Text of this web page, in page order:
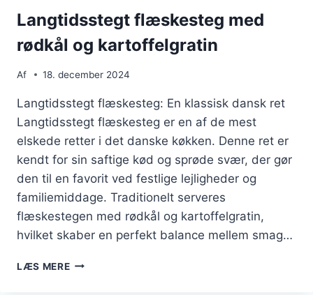
Langtidsstegt flæskesteg med
rødkål og kartoffelgratin
Af 18. december 2024
Langtidsstegt flæskesteg: En klassisk dansk ret
Langtidsstegt flæskesteg er en af de mest
elskede retter i det danske køkken. Denne ret er
kendt for sin saftige kød og sprøde svær, der gør
den til en favorit ved festlige lejligheder og
familiemiddage. Traditionelt serveres
flæskestegen med rødkål og kartoffelgratin,
hvilket skaber en perfekt balance mellem smag…
LÆS MERELANGTIDSSTEGT